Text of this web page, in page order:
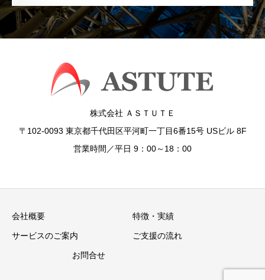
株式会社 ＡＳＴＵＴＥ
〒102-0093 東京都千代田区平河町一丁目6番15号 USビル 8F
営業時間／平日 9：00～18：00
会社概要 特徴・実績
サービスのご案内 ご支援の流れ
お問合せ